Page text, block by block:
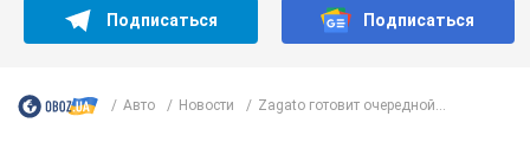
Подписаться Подписаться
Авто Новости Zagato готовит очередной...